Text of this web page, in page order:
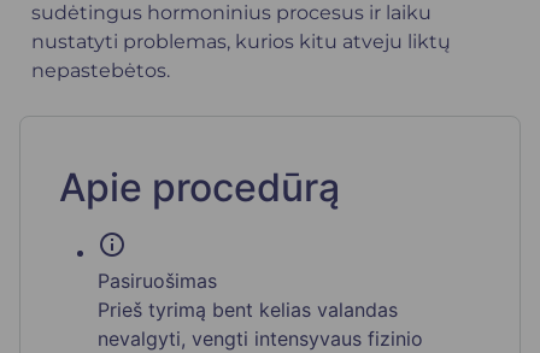
sudėtingus hormoninius procesus ir laiku
nustatyti problemas, kurios kitu atveju liktų
nepastebėtos.
Apie procedūrą
info
Pasiruošimas
Prieš tyrimą bent kelias valandas
nevalgyti, vengti intensyvaus fizinio